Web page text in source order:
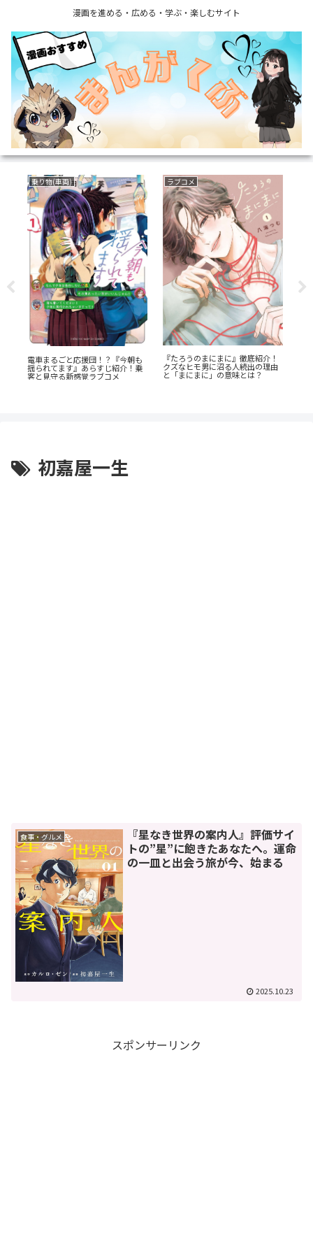
漫画を進める・広める・学ぶ・楽しむサイト
乗り物(車両)
電車まるごと応援団！？『今朝も
揺られてます』あらすじ紹介！乗
客と見守る新感覚ラブコメ
ラブコメ
『たろうのまにまに』徹底紹介！
クズなヒモ男に沼る人続出の理由
と「まにまに」の意味とは？
初嘉屋一生
食事・グルメ
『星なき世界の案内人』評価サイ
トの”星”に飽きたあなたへ。運命
の一皿と出会う旅が今、始まる
2025.10.23
スポンサーリンク